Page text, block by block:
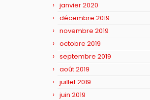
janvier 2020
décembre 2019
novembre 2019
octobre 2019
septembre 2019
août 2019
juillet 2019
juin 2019